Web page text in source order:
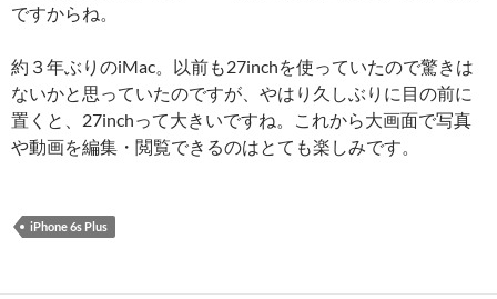
ですからね。
約３年ぶりのiMac。以前も27inchを使っていたので驚きは
ないかと思っていたのですが、やはり久しぶりに目の前に
置くと、27inchって大きいですね。これから大画面で写真
や動画を編集・閲覧できるのはとても楽しみです。
iPhone 6s Plus